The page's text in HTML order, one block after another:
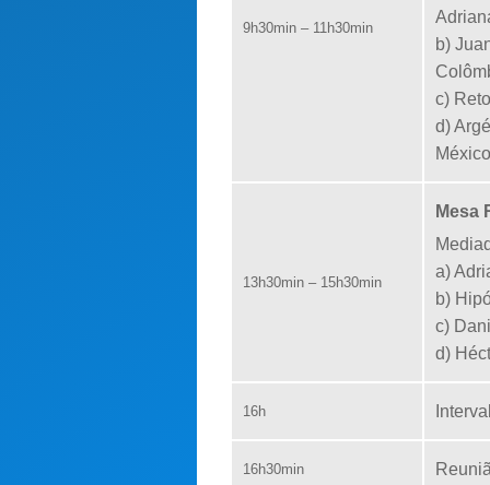
9h30min – 11h30min
b)
c)
d)
México
13h30min – 15h30min
Mesa
a)
b)
c)
d)
16h
16h30min